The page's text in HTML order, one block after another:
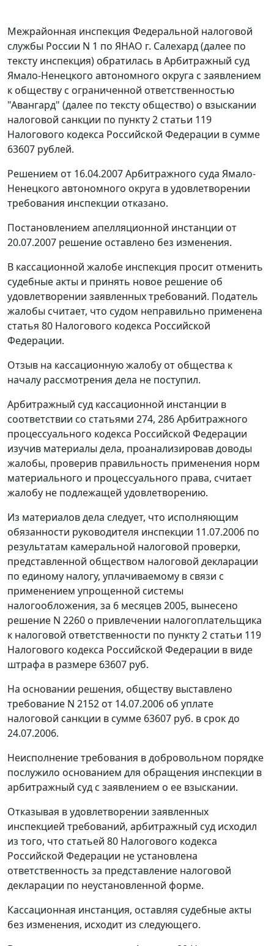
Межрайонная инспекция Федеральной налоговой
службы России N 1 по ЯНАО г. Салехард (далее по
тексту инспекция) обратилась в Арбитражный суд
Ямало-Ненецкого автономного округа с заявлением
к обществу с ограниченной ответственностью
"Авангард" (далее по тексту общество) о взыскании
налоговой санкции по пункту 2 статьи 119
Налогового кодекса Российской Федерации в сумме
63607 рублей.
Решением от 16.04.2007 Арбитражного суда Ямало-
Ненецкого автономного округа в удовлетворении
требования инспекции отказано.
Постановлением апелляционной инстанции от
20.07.2007 решение оставлено без изменения.
В кассационной жалобе инспекция просит отменить
судебные акты и принять новое решение об
удовлетворении заявленных требований. Податель
жалобы считает, что судом неправильно применена
статья 80 Налогового кодекса Российской
Федерации.
Отзыв на кассационную жалобу от общества к
началу рассмотрения дела не поступил.
Арбитражный суд кассационной инстанции в
соответствии со статьями 274, 286Арбитражного
процессуального кодекса Российской Федерации
изучив материалы дела, проанализировав доводы
жалобы, проверив правильность применения норм
материального и процессуального права, считает
жалобу не подлежащей удовлетворению.
Из материалов дела следует, что исполняющим
обязанности руководителя инспекции 11.07.2006 по
результатам камеральной налоговой проверки,
представленной обществом налоговой декларации
по единому налогу, уплачиваемому в связи с
применением упрощенной системы
налогообложения, за 6 месяцев 2005, вынесено
решение N 2260 о привлечении налогоплательщика
к налоговой ответственности по пункту 2 статьи 119
Налогового кодекса Российской Федерации в виде
штрафа в размере 63607 руб.
На основании решения, обществу выставлено
требование N 2152 от 14.07.2006 об уплате
налоговой санкции в сумме 63607 руб. в срок до
24.07.2006.
Неисполнение требования в добровольном порядке
послужило основанием для обращения инспекции в
арбитражный суд с заявлением о ее взыскании.
Отказывая в удовлетворении заявленных
инспекцией требований, арбитражный суд исходил
из того, что статьей 80 Налогового кодекса
Российской Федерации не установлена
ответственность за представление налоговой
декларации по неустановленной форме.
Кассационная инстанция, оставляя судебные акты
без изменения, исходит из следующего.